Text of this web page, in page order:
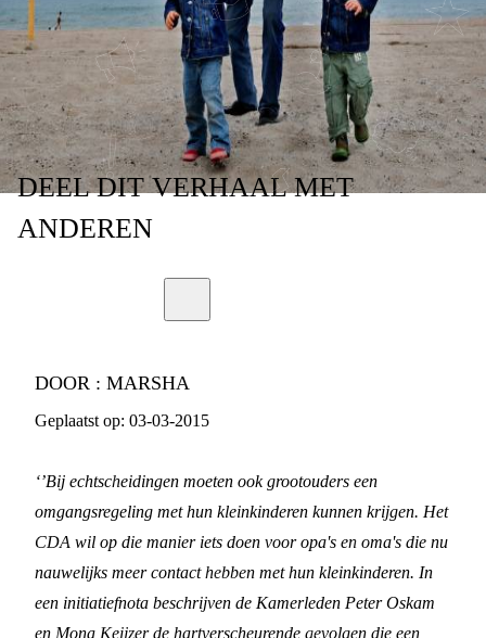
GROOTOUDERS
DEELDIT VERHAALMET
ANDEREN
DOOR : MARSHA
Geplaatst op: 03-03-2015
‘’Bij echtscheidingen moeten ook grootouders een
omgangsregeling met hun kleinkinderen kunnen krijgen. Het
CDA wil op die manier iets doen voor opa's en oma's die nu
nauwelijks meer contact hebben met hun kleinkinderen. In
een initiatiefnota beschrijven de Kamerleden Peter Oskam
en Mona Keijzer de hartverscheurende gevolgen die een